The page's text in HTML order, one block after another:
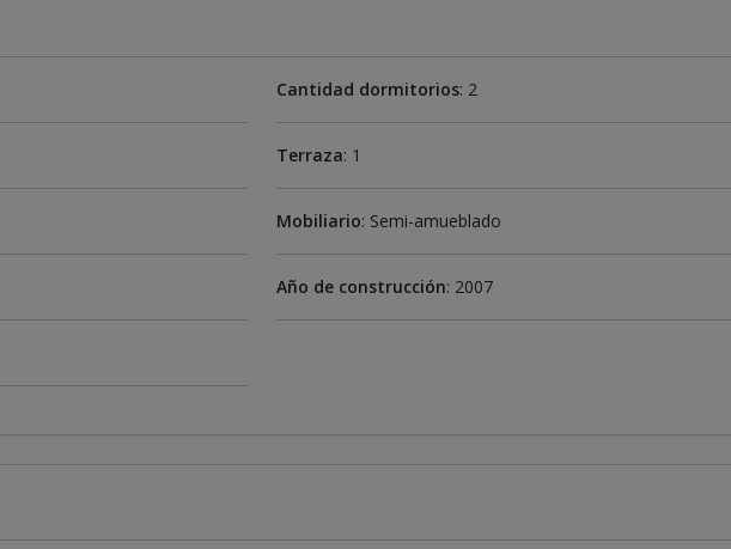
Cantidad dormitorios: 2
Terraza: 1
Mobiliario: Semi-amueblado
Año de construcción: 2007